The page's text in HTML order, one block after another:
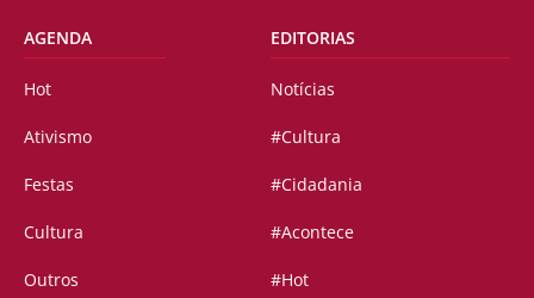
AGENDA
Hot
Ativismo
Festas
Cultura
Outros
EDITORIAS
Notícias
#Cultura
#Cidadania
#Acontece
#Hot